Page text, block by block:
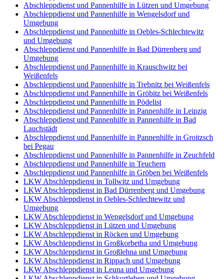
Abschleppdienst und Pannenhilfe in Lützen und Umgebung
Abschleppdienst und Pannenhilfe in Wengelsdorf und
Umgebung
Abschleppdienst und Pannenhilfe in Oebles-Schlechtewitz
und Umgebung
Abschleppdienst und Pannenhilfe in Bad Dürrenberg und
Umgebung
Abschleppdienst und Pannenhilfe in Krauschwitz bei
Weißenfels
Abschleppdienst und Pannenhilfe in Trebnitz bei Weißenfels
Abschleppdienst und Pannenhilfe in Gröbitz bei Weißenfels
Abschleppdienst und Pannenhilfe in Pödelist
Abschleppdienst und Pannenhilfe in Pannenhilfe in Leipzig
Abschleppdienst und Pannenhilfe in Pannenhilfe in Bad
Lauchstädt
Abschleppdienst und Pannenhilfe in Pannenhilfe in Groitzsch
bei Pegau
Abschleppdienst und Pannenhilfe in Pannenhilfe in Zeuchfeld
Abschleppdienst und Pannenhilfe in Teuchern
Abschleppdienst und Pannenhilfe in Gröben bei Weißenfels
LKW Abschleppdienst in Tollwitz und Umgebung
LKW Abschleppdienst in Bad Dürrenberg und Umgebung
LKW Abschleppdienst in Oebles-Schlechtewitz und
Umgebung
LKW Abschleppdienst in Wengelsdorf und Umgebung
LKW Abschleppdienst in Lützen und Umgebung
LKW Abschleppdienst in Röcken und Umgebung
LKW Abschleppdienst in Großkorbetha und Umgebung
LKW Abschleppdienst in Großlehna und Umgebung
LKW Abschleppdienst in Rippach und Umgebung
LKW Abschleppdienst in Leuna und Umgebung